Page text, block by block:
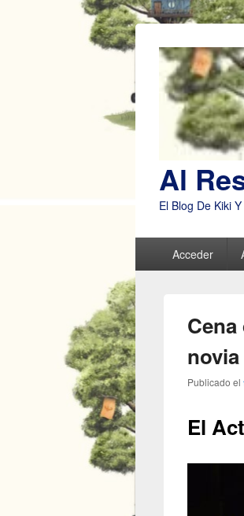
Al
El Blog De Kiki
principalAcceder
novia
Publicado el
El